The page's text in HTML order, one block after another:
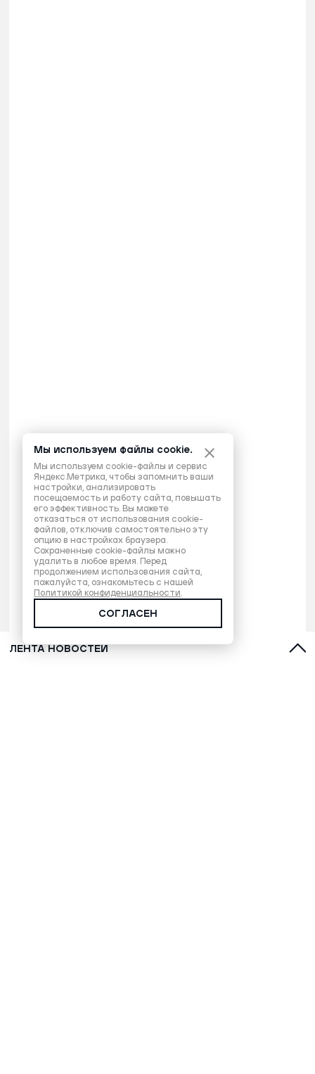
ЛЕНТА НОВОСТЕЙ
Мы используем файлы cookie.
Мы используем cookie-файлы и сервис
Яндекс.Метрика, чтобы запомнить ваши
настройки, анализировать
посещаемость и работу сайта, повышать
его эффективность. Вы можете
отказаться от использования cookie-
файлов, отключив самостоятельно эту
опцию в настройках браузера.
Сохраненные cookie-файлы можно
удалить в любое время. Перед
продолжением использования сайта,
пожалуйста, ознакомьтесь с нашей
Политикой конфиденциальности.
СОГЛАСЕН